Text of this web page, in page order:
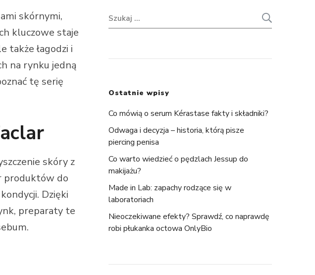
skórnymi,
kluczowe staje
także łagodzi i
na rynku jedną
tę serię
skóry z
produktów do
Dzięki
preparaty te
Szukaj:
Ostatnie wpisy
Co mówią o serum Kérastase fakty i składniki?
Odwaga i decyzja – historia, którą pisze
piercing penisa
Co warto wiedzieć o pędzlach Jessup do
makijażu?
Made in Lab: zapachy rodzące się w
laboratoriach
Nieoczekiwane efekty? Sprawdź, co naprawdę
robi płukanka octowa OnlyBio